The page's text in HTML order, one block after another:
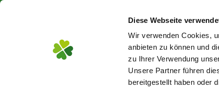
Diese Webseite
Wir verwenden Cookies,
anbieten zu können und
zu Ihrer Verwendung
Unsere Partner führen
bereitgestellt haben oder
Blumen